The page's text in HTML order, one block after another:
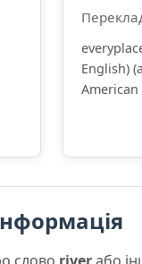
English)
American